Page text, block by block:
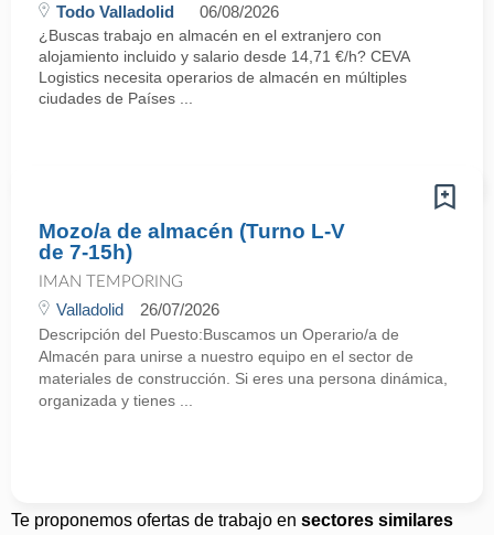
Todo Valladolid 06/08/2026
¿Buscas trabajo en almacén en el extranjero con
alojamiento incluido y salario desde 14,71 €/h? CEVA
Logistics necesita operarios de almacén en múltiples
ciudades de Países ...
Mozo/a de almacén (Turno L-V
de 7-15h)
IMAN TEMPORING
Valladolid 26/07/2026
Descripción del Puesto:Buscamos un Operario/a de
Almacén para unirse a nuestro equipo en el sector de
materiales de construcción. Si eres una persona dinámica,
organizada y tienes ...
Te proponemos ofertas de trabajo en sectores similares